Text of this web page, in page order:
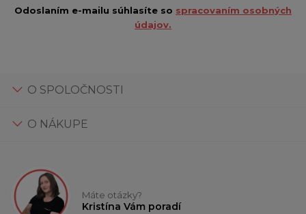
Odoslaním e-mailu súhlasíte so spracovaním osobných
údajov.
O SPOLOČNOSTI
O NÁKUPE
Máte otázky?
Kristína Vám poradí